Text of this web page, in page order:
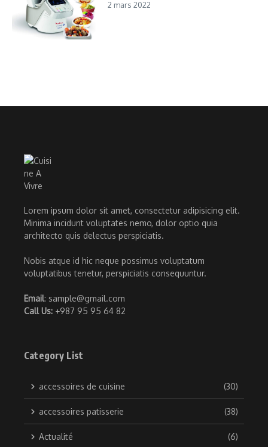
2 mars 2022
Lorem ipsum dolor sit amet, consectetur adipisicing elit.
Minima incidunt voluptates nemo, dolor optio quia
architecto quis delectus perspiciatis.
Nobis atque id hic neque possimus voluptatum
voluptatibus tenetur, perspiciatis consequuntur.
Email: sample@gmail.com
Call Us: +987 95 95 64 82
Category List
accessoires de cuisine (30)
accessoires patisserie (38)
Actualité (6)